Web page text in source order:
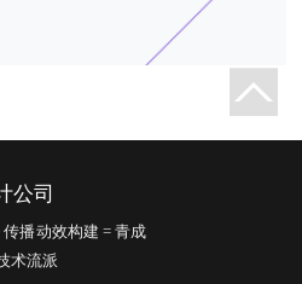
公司
播动效构建 = 青成
术流派